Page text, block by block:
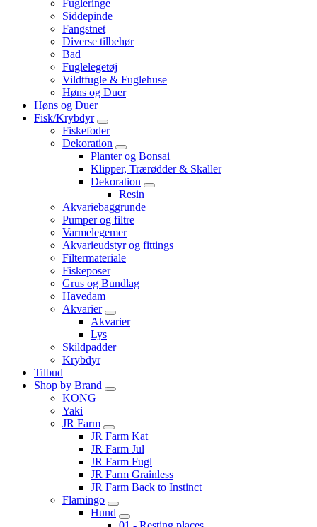
Fugleringe
Siddepinde
Fangstnet
Diverse tilbehør
Bad
Fuglelegetøj
Vildtfugle & Fuglehuse
Høns og Duer
Høns og Duer
Fisk/Krybdyr
Fiskefoder
Dekoration
Planter og Bonsai
Klipper, Trærødder & Skaller
Dekoration
Resin
Akvariebaggrunde
Pumper og filtre
Varmelegemer
Akvarieudstyr og fittings
Filtermateriale
Fiskeposer
Grus og Bundlag
Havedam
Akvarier
Akvarier
Lys
Skildpadder
Krybdyr
Tilbud
Shop by Brand
KONG
Yaki
JR Farm
JR Farm Kat
JR Farm Jul
JR Farm Fugl
JR Farm Grainless
JR Farm Back to Instinct
Flamingo
Hund